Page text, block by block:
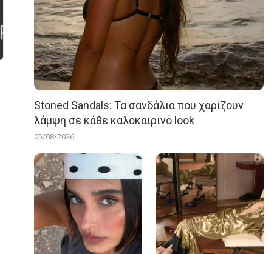
Stoned Sandals: Τα σανδάλια που χαρίζουν
λάμψη σε κάθε καλοκαιρινό look
05/08/2026